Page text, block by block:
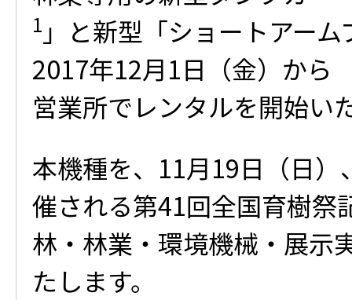
1 」と新型「ショートアー
2017年12月1日（金）か
営業所でレンタルを開始い
本機種を、11月19日（日）
催される第41回全国育樹祭
林・林業・環境機械・展示
たします。